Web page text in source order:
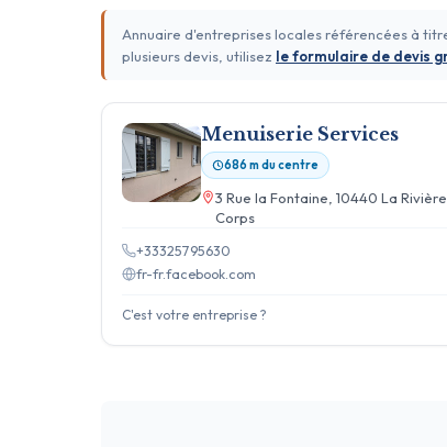
Annuaire d'entreprises locales référencées à
plusieurs devis, utilisez le formulaire de devis
Menuiserie Services
686 m du centre
3 Rue la Fontaine, 10440 La
Corps
+33325795630
fr-fr.facebook.com
C'est votre entreprise ?